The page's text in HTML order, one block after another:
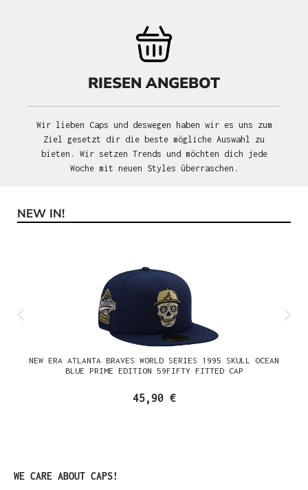
RIESEN ANGEBOT
Wir lieben Caps und deswegen haben wir es uns zum
Ziel gesetzt dir die beste mögliche Auswahl zu
bieten. Wir setzen Trends und möchten dich jede
Woche mit neuen Styles überraschen.
Produktgalerie überspringen
NEW IN!
NEW ERA ATLANTA BRAVES WORLD SERIES 1995 SKULL OCEAN
BLUE PRIME EDITION 59FIFTY FITTED CAP
45,90 €
Produktgalerie überspringen
WE CARE ABOUT CAPS!